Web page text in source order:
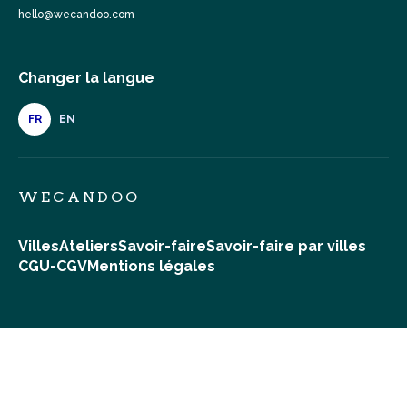
hello@wecandoo.com
Changer la langue
FR EN
WECANDOO
VillesAteliersSavoir-faireSavoir-faire par villes
CGU-CGVMentions légales